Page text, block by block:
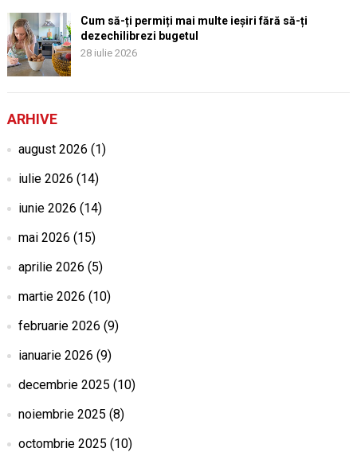
Cum să-ți permiți mai multe ieșiri fără să-ți
dezechilibrezi bugetul
28 iulie 2026
ARHIVE
august 2026 (1)
iulie 2026 (14)
iunie 2026 (14)
mai 2026 (15)
aprilie 2026 (5)
martie 2026 (10)
februarie 2026 (9)
ianuarie 2026 (9)
decembrie 2025 (10)
noiembrie 2025 (8)
octombrie 2025 (10)